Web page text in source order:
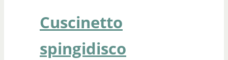
Cuscinetto
spingidisco